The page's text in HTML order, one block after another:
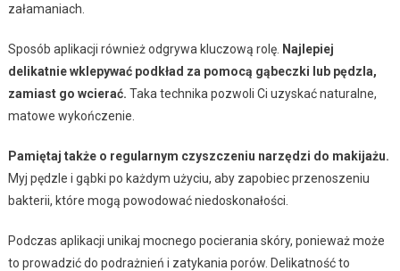
załamaniach.
Sposób aplikacji również odgrywa kluczową rolę. Najlepiej
delikatnie wklepywać podkład za pomocą gąbeczki lub pędzla,
zamiast go wcierać. Taka technika pozwoli Ci uzyskać naturalne,
matowe wykończenie.
Pamiętaj także o regularnym czyszczeniu narzędzi do makijażu.
Myj pędzle i gąbki po każdym użyciu, aby zapobiec przenoszeniu
bakterii, które mogą powodować niedoskonałości.
Podczas aplikacji unikaj mocnego pocierania skóry, ponieważ może
to prowadzić do podrażnień i zatykania porów. Delikatność to